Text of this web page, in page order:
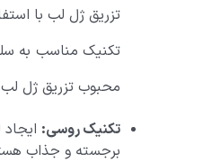
تزریق ژل لب با
تکنیک مناسب به
محبوب تزریق ژل لب
تکنیک روسی:
برجسته و جذاب